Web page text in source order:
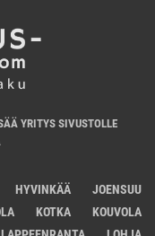
YRITYS SIVUSTOLLE
HYVINKÄÄ
JOENSUU
KOTKA
KOUVOLA